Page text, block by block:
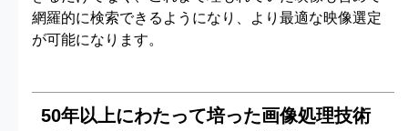
網羅的に検索できるようになり、より最適な映像選定
が可能になります。
50年以上にわたって培った画像処理技術